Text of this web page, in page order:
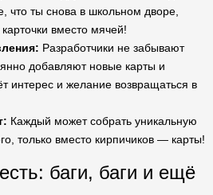
ты снова в школьном дворе,
вместо мячей!
Разработчики не забывают
добавляют новые карты и
интерес и желание возвращаться в
Каждый может собрать уникальную
только вместо кирпичиков — карты!
баги, баги и ещё